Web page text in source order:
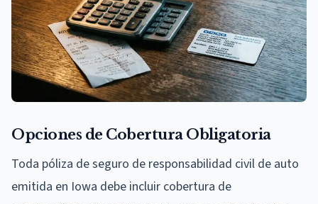
Opciones de Cobertura Obligatoria
Toda póliza de seguro de responsabilidad civil de auto
emitida en Iowa debe incluir cobertura de